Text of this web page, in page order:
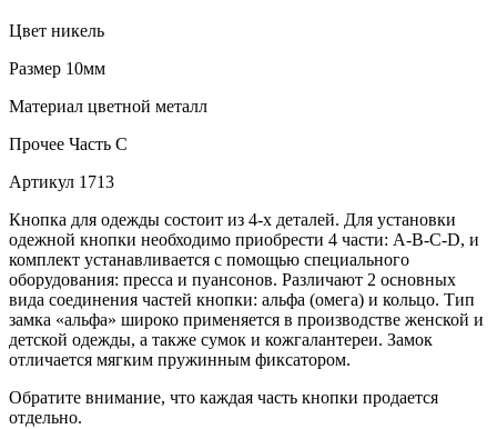
Цвет никель
Размер 10мм
Материал цветной металл
Прочее Часть С
Артикул 1713
Кнопка для одежды состоит из 4-х деталей. Для установки
одежной кнопки необходимо приобрести 4 части: A-B-C-D, и
комплект устанавливается с помощью специального
оборудования: пресса и пуансонов. Различают 2 основных
вида соединения частей кнопки: альфа (омега) и кольцо. Тип
замка «альфа» широко применяется в производстве женской и
детской одежды, а также сумок и кожгалантереи. Замок
отличается мягким пружинным фиксатором.
Обратите внимание, что каждая часть кнопки продается
отдельно.